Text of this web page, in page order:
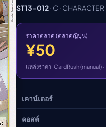
Deck
PREMIUM
ST13-012· C · CHARACTER
ราคาตลาด (ตลาดญี่ปุ่น)
¥50
แหล่งราคา: CardRush (manual)
เคาน์เตอร์
คอสต์